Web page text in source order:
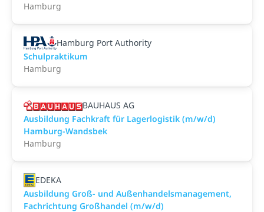
Hamburg
Hamburg Port Authority
Schulpraktikum
Hamburg
BAUHAUS AG
Ausbildung Fachkraft für Lagerlogistik (m/w/d)
Hamburg-Wandsbek
Hamburg
EDEKA
Ausbildung Groß- und Außenhandelsmanagement,
Fachrichtung Großhandel (m/w/d)